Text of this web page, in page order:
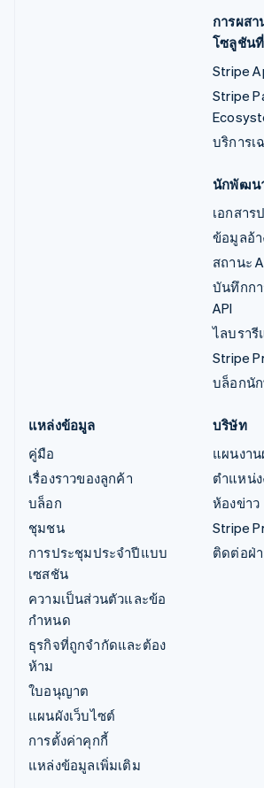
การผสา
โซลูชัน
Stripe
Stripe
บริการเ
นักพัฒน
เอกสาร
ข้อมูลอ้า
สถานะ
บันทึกก
API
ไลบรารี
Stripe
บล็อกนั
แหล่งข้อมูล
คู่มือ
เรื่องราวของลูกค้า
บล็อก
ชุมชน
การประชุมประจำปีแบบ
เซสชัน
ความเป็นส่วนตัวและข้อ
กำหนด
ธุรกิจที่ถูกจำกัดและต้อง
ห้าม
ใบอนุญาต
แผนผังเว็บไซต์
การตั้งค่าคุกกี้
แหล่งข้อมูลเพิ่มเติม
บริษัท
แผนงา
ตำแหน่ง
ห้องข่าว
Stripe
ติดต่อฝ่